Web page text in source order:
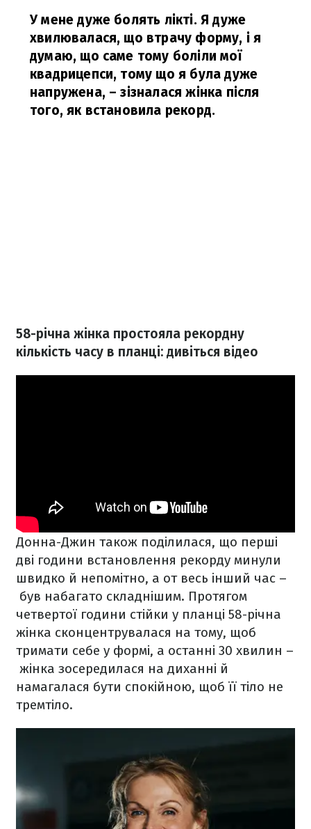
У мене дуже болять лікті. Я дуже
хвилювалася, що втрачу форму, і я
думаю, що саме тому боліли мої
квадрицепси, тому що я була дуже
напружена, – зізналася жінка після
того, як встановила рекорд.
58-річна жінка простояла рекордну
кількість часу в планці: дивіться відео
Донна-Джин також поділилася, що перші
дві години встановлення рекорду минули
швидко й непомітно, а от весь інший час –
був набагато складнішим. Протягом
четвертої години стійки у планці 58-річна
жінка сконцентрувалася на тому, щоб
тримати себе у формі, а останні 30 хвилин –
жінка зосередилася на диханні й
намагалася бути спокійною, щоб її тіло не
тремтіло.